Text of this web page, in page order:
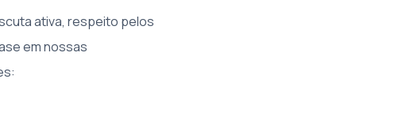
ativa, respeito pelos
em nossas